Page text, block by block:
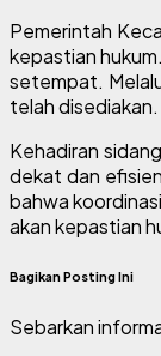
Pemerintah
kepastian
setempat.
telah disediakan.
Kehadiran
dekat dan
bahwa
akan kepastian
Bagikan Posting Ini
Sebarkan